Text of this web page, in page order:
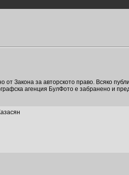
Закона за авторското право. Всяко
агенция БулФото е забранено и